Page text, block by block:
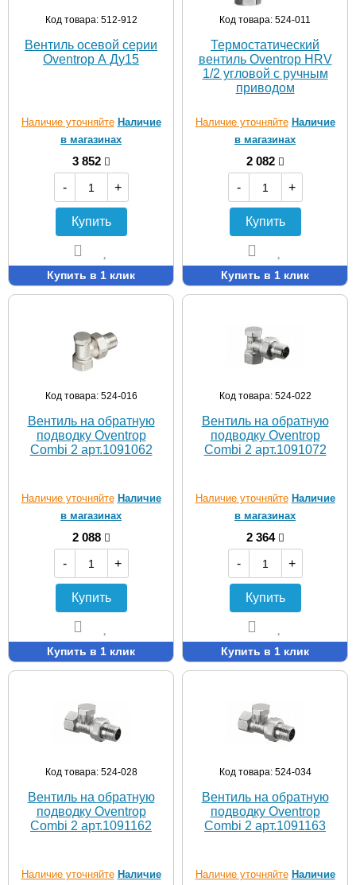
Код товара: 512-912
Вентиль осевой серии
Oventrop А Ду15
Наличие уточняйте Наличие
в магазинах
3 852
-
+
Купить
Купить в 1 клик
Код товара: 524-011
Термостатический
вентиль Oventrop HRV
1/2 угловой с ручным
приводом
Наличие уточняйте Наличие
в магазинах
2 082
-
+
Купить
Купить в 1 клик
Код товара: 524-016
Вентиль на обратную
подводку Oventrop
Combi 2 арт.1091062
Наличие уточняйте Наличие
в магазинах
2 088
-
+
Купить
Купить в 1 клик
Код товара: 524-022
Вентиль на обратную
подводку Oventrop
Combi 2 арт.1091072
Наличие уточняйте Наличие
в магазинах
2 364
-
+
Купить
Купить в 1 клик
Код товара: 524-028
Вентиль на обратную
подводку Oventrop
Combi 2 арт.1091162
Наличие уточняйте Наличие
Код товара: 524-034
Вентиль на обратную
подводку Oventrop
Combi 2 арт.1091163
Наличие уточняйте Наличие